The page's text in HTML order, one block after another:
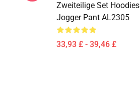
Zweiteilige Set Hoodies
Jogger Pant AL2305
33,93 £ - 39,46 £